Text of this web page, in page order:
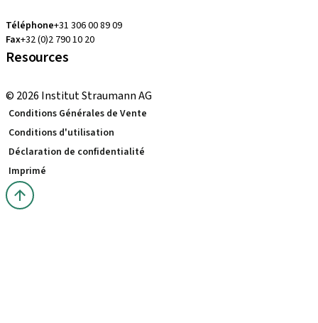
Téléphone+31 306 00 89 09
Fax+32 (0)2 790 10 20
Resources
© 2026 Institut Straumann AG
Conditions Générales de Vente
Conditions d'utilisation
Déclaration de confidentialité
Imprimé